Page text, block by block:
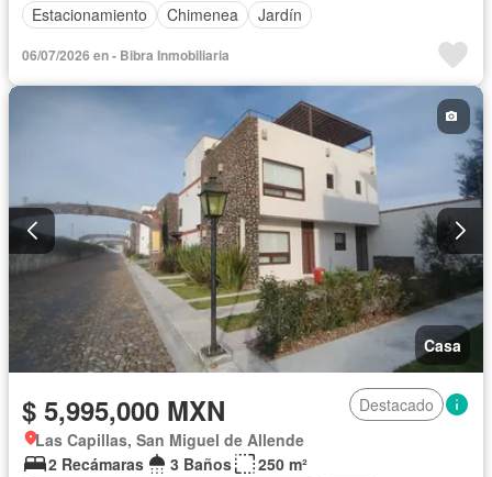
Estacionamiento
Chimenea Jardín
06/07/2026 en - Bibra Inmobiliaria
Casa
$ 5,995,000 MXN
Destacado
Las Capillas, San Miguel de Allende
2 Recámaras
3 Baños
250 m²